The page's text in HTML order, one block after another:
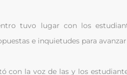
tuvo lugar con los
e inquietudes para
con la voz de las y los